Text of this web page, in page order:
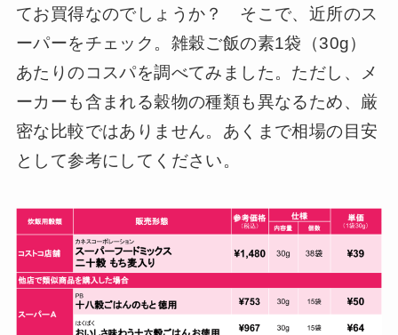
てお買得なのでしょうか？ そこで、近所のス
ーパーをチェック。雑穀ご飯の素1袋（30g）
あたりのコスパを調べてみました。ただし、メ
ーカーも含まれる穀物の種類も異なるため、厳
密な比較ではありません。あくまで相場の目安
として参考にしてください。